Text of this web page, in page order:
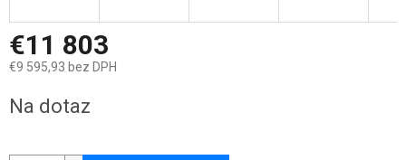
€11 803
€9 595,93 bez DPH
cena:
Na dotaz